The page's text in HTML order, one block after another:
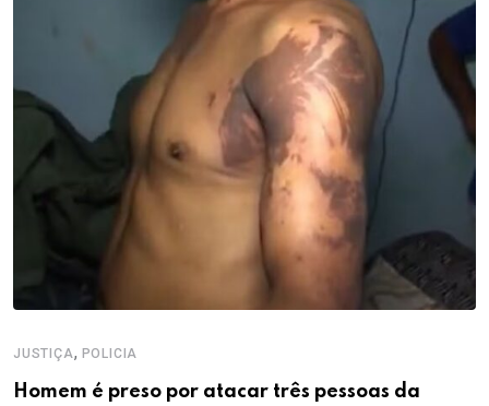
JUSTIÇA, POLICIA
Homem é preso por atacar três pessoas da